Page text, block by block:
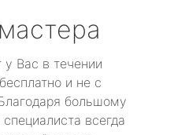
Вас в течении
и не с
большому
всегда